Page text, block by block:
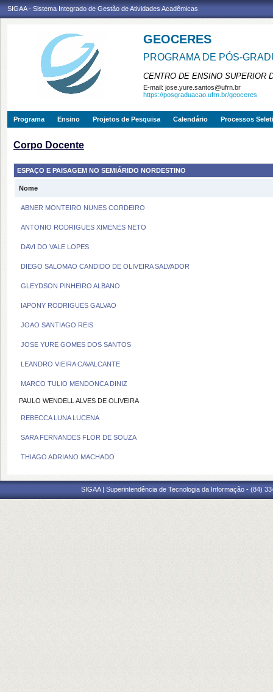
SIGAA - Sistema Integrado de Gestão de Atividades Acadêmicas
GEOCERES
PROGRAMA DE PÓS-
CENTRO DE ENSINO SUPERIOR
E-mail: jose.yure.santos@ufrn.br
https://posgraduacao.ufrn.br/geoceres
Programa Ensino Projetos de Pesquisa Calendário Processos
Corpo Docente
ESPAÇO E PAISAGEM NO SEMIÁRIDO NORDESTINO
Nome
ABNER MONTEIRO NUNES CORDEIRO
ANTONIO RODRIGUES XIMENES NETO
DAVI DO VALE LOPES
DIEGO SALOMAO CANDIDO DE OLIVEIRA SALVADOR
GLEYDSON PINHEIRO ALBANO
IAPONY RODRIGUES GALVAO
JOAO SANTIAGO REIS
JOSE YURE GOMES DOS SANTOS
LEANDRO VIEIRA CAVALCANTE
MARCO TULIO MENDONCA DINIZ
PAULO WENDELL ALVES DE OLIVEIRA
REBECCA LUNA LUCENA
SARA FERNANDES FLOR DE SOUZA
THIAGO ADRIANO MACHADO
SIGAA | Superintendência de Tecnologia da Informação - (84)